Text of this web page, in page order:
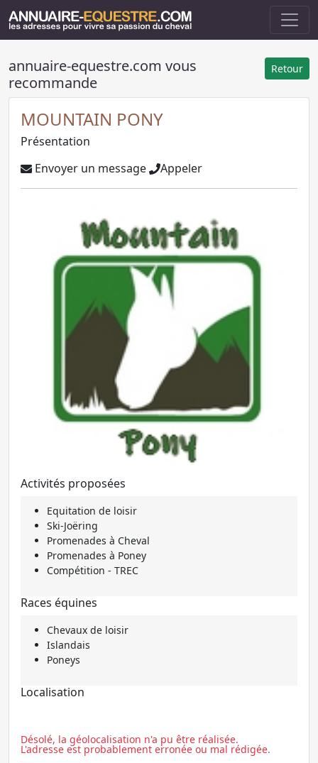
Retour
annuaire-equestre.com vous
recommande
MOUNTAIN PONY
Présentation
Envoyer un message
Appeler
Activités proposées
Equitation de loisir
Ski-Joëring
Promenades à Cheval
Promenades à Poney
Compétition - TREC
Races équines
Chevaux de loisir
Islandais
Poneys
Localisation
Désolé, la géolocalisation n'a pu être réalisée.
L'adresse est probablement erronée ou mal rédigée.